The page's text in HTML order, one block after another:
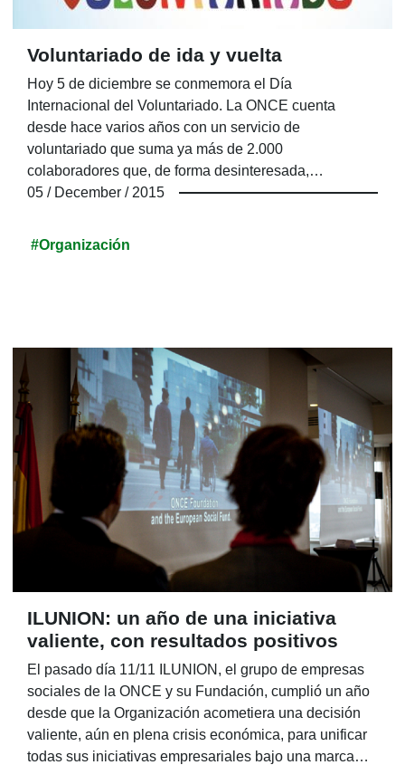
Voluntariado de ida y vuelta
Hoy 5 de diciembre se conmemora el Día
Internacional del Voluntariado. La ONCE cuenta
desde hace varios años con un servicio de
voluntariado que suma ya más de 2.000
colaboradores que, de forma desinteresada,
encuentran en esta acción una forma solidaria de vida,
a muchas personas ciegas o con discapacidad visual
grave.
05 / December / 2015
#Organización
ILUNION: un año de una iniciativa
valiente, con resultados positivos
El pasado día 11/11 ILUNION, el grupo de empresas
sociales de la ONCE y su Fundación, cumplió un año
desde que la Organización acometiera una decisión
valiente, aún en plena crisis económica, para unificar
todas sus iniciativas empresariales bajo una marca